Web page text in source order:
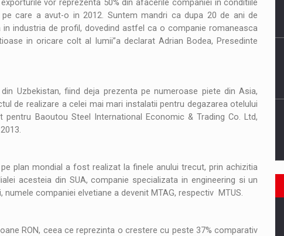
vor reprezenta 50% din afacerile companiei in conditiile
care a avut-o in 2012. Suntem mandri ca dupa 20 de ani de
industria de profil, dovedind astfel ca o companie romaneasca
in oricare colt al lumii”a declarat Adrian Bodea, Presedinte
Uzbekistan, fiind deja prezenta pe numeroase piete din Asia,
de realizare a celei mai mari instalatii pentru degazarea otelului
Baoutou Steel International Economic & Trading Co. Ltd,
plan mondial a fost realizat la finele anului trecut, prin achizitia
acesteia din SUA, companie specializata in engineering si un
companiei elvetiane a devenit MTAG, respectiv MTUS.
RON, ceea ce reprezinta o crestere cu peste 37% comparativ